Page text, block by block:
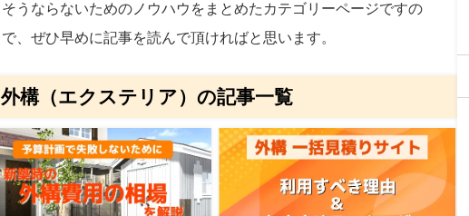
そうならないためのノウハウをまとめたカテゴリーページですの
で、ぜひ早めに記事を読んで頂ければと思います。
外構（エクステリア）の記事一覧